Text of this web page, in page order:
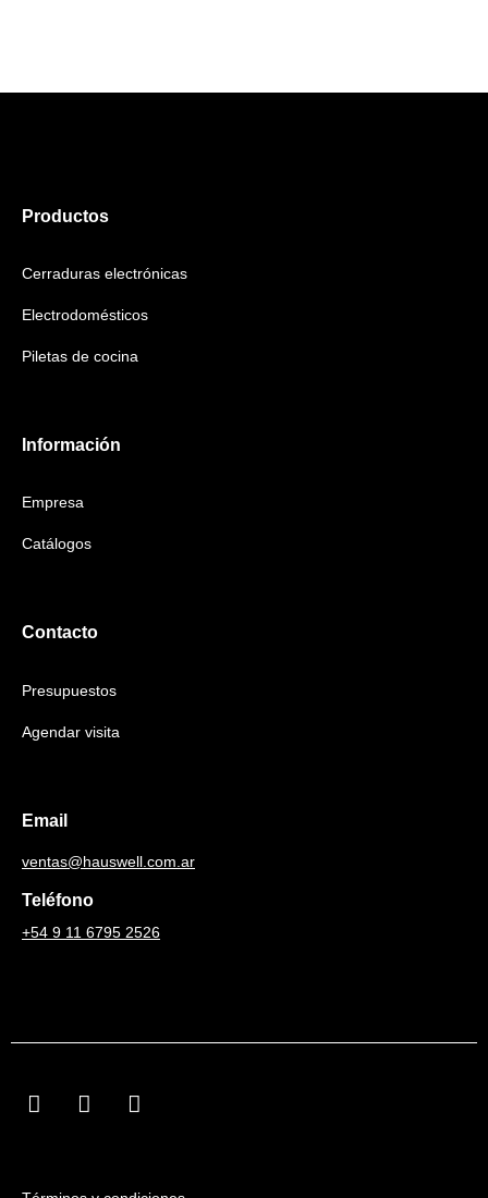
Productos
Cerraduras electrónicas
Electrodomésticos
Piletas de cocina
Información
Empresa
Catálogos
Contacto
Presupuestos
Agendar visita
Email
ventas@hauswell.com.ar
Teléfono
+54 9 11 6795 2526
F
a
I
n
L
i